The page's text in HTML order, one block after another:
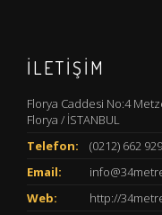
İLETIŞIM
Florya Caddesi No:4
Florya / İSTANBUL
Telefon:
(0212) 662
Email:
Web:
http://